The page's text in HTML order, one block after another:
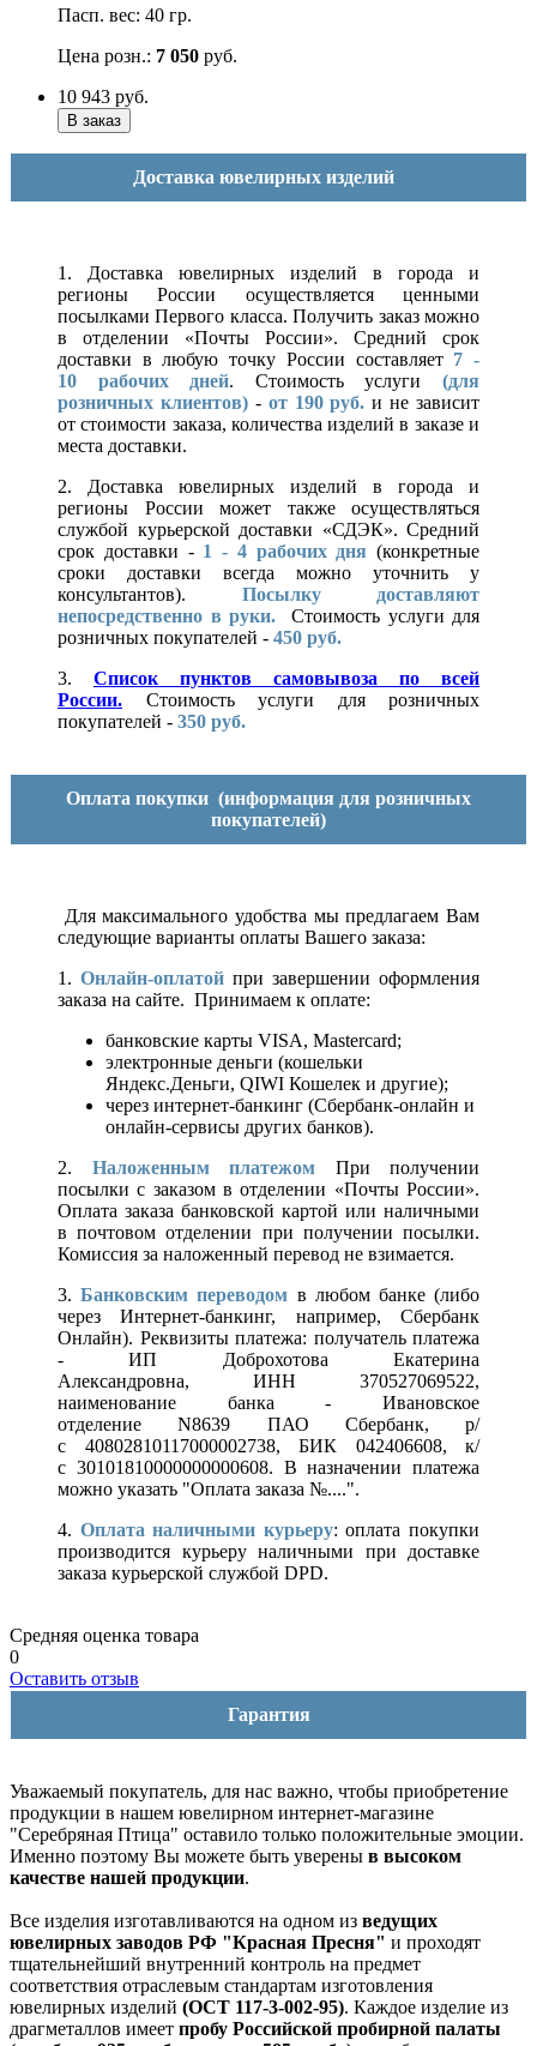
Пасп. вес: 40 гр.
Цена розн.: 7 050 руб.
10 943 руб.
Доставка ювелирных изделий
1. Доставка ювелирных изделий в города и
регионы России осуществляется ценными
посылками Первого класса. Получить заказ можно
в отделении «Почты России». Средний срок
доставки в любую точку России составляет 7 -
10 рабочих дней. Стоимость услуги(для
розничных клиентов)- от 190 руб. и не зависит
от стоимости заказа, количества изделий в заказе и
места доставки.
2. Доставка ювелирных изделий в города и
регионы России может также осуществляться
службой курьерской доставки «СДЭК». Средний
срок доставки - 1 - 4 рабочих дня (конкретные
сроки доставки всегда можно уточнить у
консультантов). Посылку доставляют
непосредственно в руки.
Стоимость услуги для
розничных покупателей - 450 руб.
3. Список пунктов самовывоза по всей
России.
Стоимость услуги для розничных
покупателей - 350 руб.
Оплата покупки (информация для розничных
покупателей)
Для максимального удобства мы предлагаем Вам
следующие варианты оплаты Вашего заказа:
1. Онлайн-оплатой при завершении оформления
заказа на сайте. Принимаем к оплате:
банковские карты VISA, Mastercard;
электронные деньги (кошельки
Яндекс.Деньги, QIWI Кошелек и другие);
через интернет-банкинг (Сбербанк-онлайн и
онлайн-сервисы других банков).
2. Наложенным платежом При получении
посылки с заказом в отделении «Почты России».
Оплата заказа банковской картой или наличными
в почтовом отделении при получении посылки.
Комиссия за наложенный перевод не взимается.
3.Банковским переводом в любом банке (либо
через Интернет-банкинг, например, Сбербанк
Онлайн). Реквизиты платежа: получатель платежа
- ИП Доброхотова Екатерина
Александровна, ИНН 370527069522,
наименование банка - Ивановское
отделение N8639 ПАО Сбербанк, р/
с 40802810117000002738, БИК 042406608, к/
с 30101810000000000608. В назначении платежа
можно указать "Оплата заказа №....".
4. Оплата наличными курьеру: оплата покупки
производится курьеру наличными при доставке
заказа курьерской службой DPD.
Средняя оценка товара
0
Оставить отзыв
Гарантия
Уважаемый покупатель, для нас важно, чтобы приобретение
продукции в нашем ювелирном интернет-магазине
"Серебряная Птица" оставило только положительные эмоции.
Именно поэтому Вы можете быть уверены в высоком
качестве нашей продукции.
Все изделия изготавливаются на одном из ведущих
ювелирных заводов РФ "Красная Пресня" и проходят
тщательнейший внутренний контроль на предмет
соответствия отраслевым стандартам изготовления
ювелирных изделий (ОСТ 117-3-002-95). Каждое изделие из
драгметаллов имеет пробу Российской пробирной палаты